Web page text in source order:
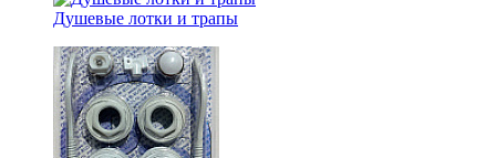
Душевые лотки и трапы